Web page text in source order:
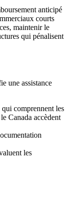
anticipé
courts
maintenir le
qui pénalisent
une assistance
comprennent les
Canada accèdent
les